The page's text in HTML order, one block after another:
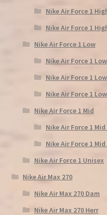
Nike Air Force 1
Nike Air Force 1
Nike Air Force 1 Low
Nike Air Force 1
Nike Air Force 1
Nike Air Force 1
Nike Air Force 1 Mid
Nike Air Force 1
Nike Air Force 1
Nike Air Force 1 Unisex
Nike Air Max 270
Nike Air Max 270 Dam
Nike Air Max 270 Herr